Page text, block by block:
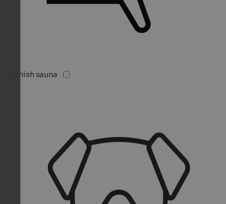
Finnish sauna